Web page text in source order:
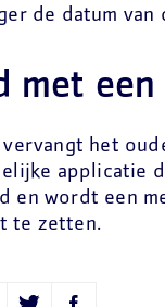
de datum
met een
vervangt het
applicatie
en wordt een
te zetten.